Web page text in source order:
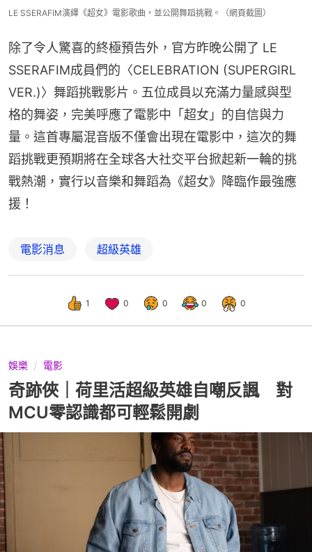
LE SSERAFIM演繹《超女》電影歌曲，並公開舞蹈挑戰。（網頁截圖）
除了令人驚喜的終極預告外，官方昨晚公開了 LE
SSERAFIM成員們的〈CELEBRATION (SUPERGIRL
VER.)〉舞蹈挑戰影片。五位成員以充滿力量感與型
格的舞姿，完美呼應了電影中「超女」的自信與力
量。這首專屬混音版不僅會出現在電影中，這次的舞
蹈挑戰更預期將在全球各大社交平台掀起新一輪的挑
戰熱潮，實行以音樂和舞蹈為《超女》降臨作最強應
援！
電影消息 超級英雄
1 0 0 0 0
娛樂 電影
奇跡俠｜荷里活超級英雄自嘲反諷 對
MCU零認識都可輕鬆開劇